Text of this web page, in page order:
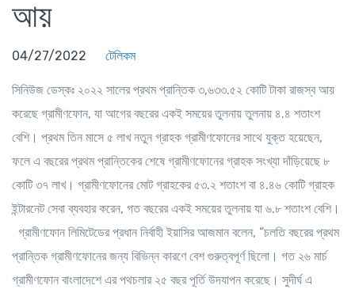
আয়
04/27/2022 টেলিকম
সিনিউজ ডেস্কঃ ২০২২ সালের প্রথম প্রান্তিক ৩,৬৩৩.৫২ কোটি টাকা রাজস্ব আয়
করেছে গ্রামীণফোন, যা আগের বছরের একই সময়ের তুলনায় তুলনায় ৪.৪ শতাংশ
বেশি। প্রথম তিন মাসে ৫ লাখ নতুন গ্রাহক গ্রামীণফোনের সাথে যুক্ত হয়েছেন,
ফলে এ বছরের প্রথম প্রান্তিকের শেষে গ্রামীণফোনের গ্রাহক সংখ্যা দাঁড়িয়েছে ৮
কোটি ৩৭ লাখ। গ্রামীণফোনের মোট গ্রাহকের ৫৩.২ শতাংশ বা ৪.৪৬ কোটি গ্রাহক
ইন্টারনেট সেবা ব্যবহার করেন, গত বছরের একই সময়ের তুলনায় যা ৬.৮ শতাংশ বেশি।
গ্রামীণফোন লিমিটেডের প্রধান নির্বাহী ইয়াসির আজমান বলেন, “চলতি বছরের প্রথম
প্রান্তিক গ্রামীণফোনের জন্য বিভিন্ন কারণে বেশ গুরুত্বপূর্ণ ছিলো। গত ২৬ মার্চ
গ্রামীণফোন বাংলাদেশে এর পথচলার ২৫ বছর পূর্তি উদযাপন করেছে। সুদীর্ঘ এ